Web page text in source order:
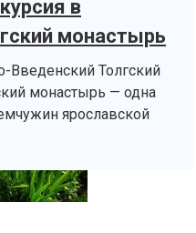
в
монастырь
Введенский Толгский
монастырь — одна
ярославской